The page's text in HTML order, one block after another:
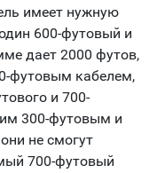
имеет нужную
600-футовый и
дает 2000 футов,
футовым кабелем,
и 700-
300-футовым и
не смогут
700-футовый